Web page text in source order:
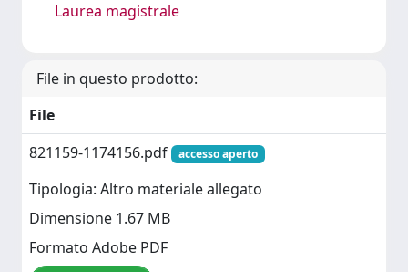
Laurea magistrale
File in questo prodotto:
File
821159-1174156.pdf
accesso aperto
Tipologia: Altro materiale allegato
Dimensione 1.67 MB
Formato Adobe PDF